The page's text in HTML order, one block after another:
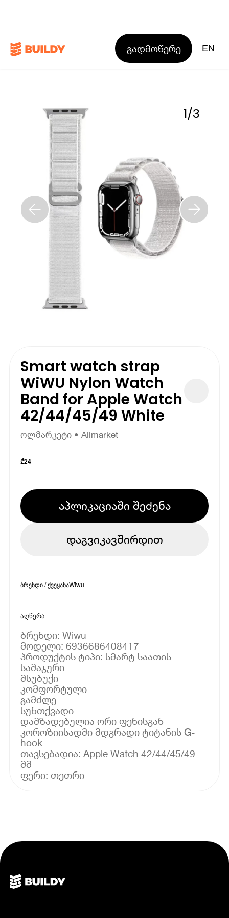
გადმოწერე EN
1/3
Smart watch strap
WiWU Nylon Watch
Band for Apple Watch
42/44/45/49 White
ოლმარკეტი • Allmarket
₾24
აპლიკაციაში შეძენა
დაგვიკავშირდით
ბრენდი / ქვეყანაWiwu
აღწერა
ბრენდი: Wiwu
მოდელი: 6936686408417
პროდუქტის ტიპი: სმარტ საათის
სამაჯური
მსუბუქი
კომფორტული
გამძლე
სუნთქვადი
დამზადებულია ორი ფენისგან
კოროზიისადმი მდგრადი ტიტანის G-
hook
თავსებადია: Apple Watch 42/44/45/49
მმ
ფერი: თეთრი